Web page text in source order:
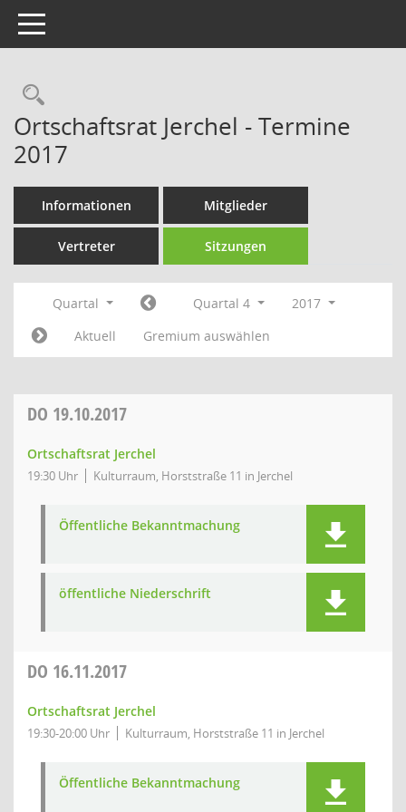
Toggle navigation
Rechercheauswahl
Ortschaftsrat Jerchel - Termine
2017
Informationen Mitglieder
Vertreter Sitzungen
Quartal Quartal 4
2017
Aktuell
Gremium auswählen
DO 19.10.2017
Ortschaftsrat Jerchel
19:30 Uhr Kulturraum, Horststraße 11 in Jerchel
Öffentliche Bekanntmachung
öffentliche Niederschrift
DO 16.11.2017
Ortschaftsrat Jerchel
19:30-20:00 Uhr Kulturraum, Horststraße 11 in Jerchel
Öffentliche Bekanntmachung